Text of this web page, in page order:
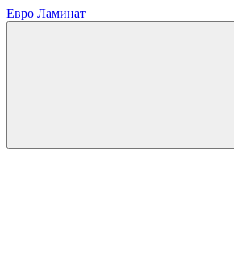
Евро Ламинат